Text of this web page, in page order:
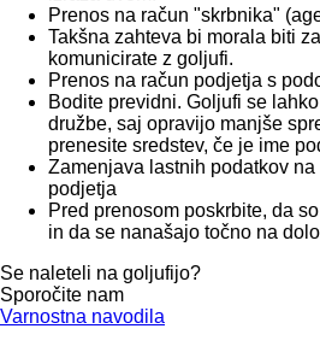
Prenos na račun "skrbnika"
Takšna zahteva bi morala biti
komunicirate z goljufi.
Prenos na račun podjetja s
Bodite previdni. Goljufi se
družbe, saj opravijo manjše
prenesite sredstev, če je ime
Zamenjava lastnih podatkov
podjetja
Pred prenosom poskrbite, da
in da se nanašajo točno na
Se naleteli na goljufijo?
Sporočite nam
Varnostna navodila